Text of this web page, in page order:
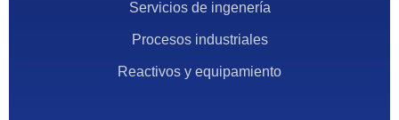
Servicios de ingenería
Procesos industriales
Reactivos y equipamiento